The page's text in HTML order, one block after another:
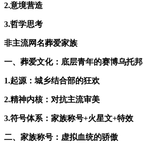
2.意境营造
3.哲学思考
非主流网名葬爱家族
一、葬爱文化：底层青年的赛博乌托邦
1.起源：城乡结合部的狂欢
2.精神内核：对抗主流审美
3.符号体系：家族称号+火星文+特效
二、家族称号：虚拟血统的骄傲